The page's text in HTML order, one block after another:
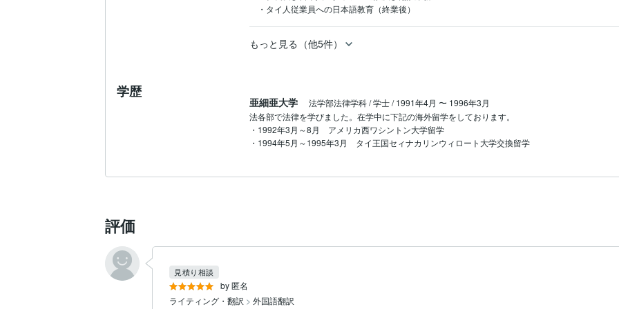
・タイ人従業員への日本語教育（終業後）
もっと見る（他5件）
学歴
亜細亜大学
法学部法律学科 / 学士 / 1991年4月 〜 1996年3月
法各部で法律を学びました。在学中に下記の海外留学をしております。
・1992年3月～8月　アメリカ西ワシントン大学留学
・1994年5月～1995年3月　タイ王国セィナカリンウィロート大学交換留学
評価
by 匿名
見積り相談
ライティング・翻訳 > 外国語翻訳